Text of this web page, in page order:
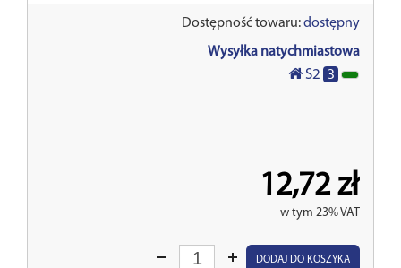
Dostępność towaru:dostępny
Wysyłka natychmiastowa
S2 3
12,72 zł
w tym 23% VAT
Wprowadź
DODAJ DO KOSZYKA